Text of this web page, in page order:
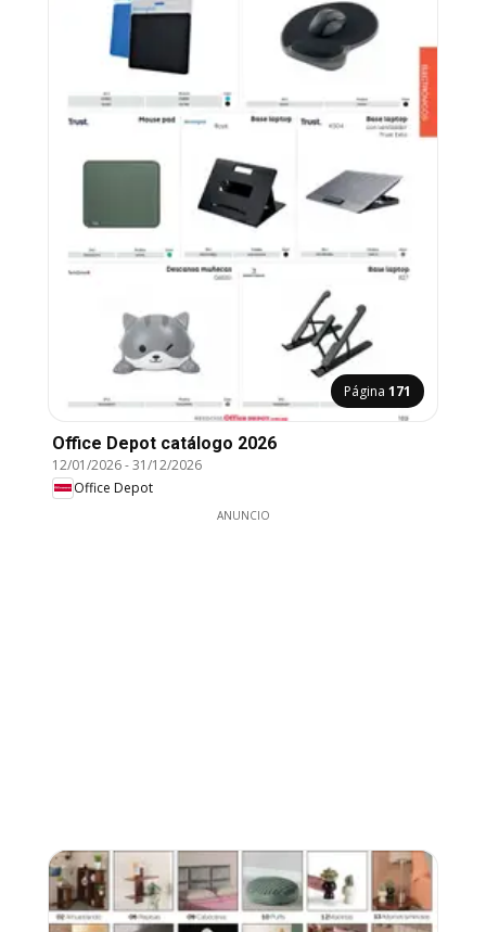
Página 171
Office Depot catálogo 2026
12/01/2026-31/12/2026
Office Depot
ANUNCIO